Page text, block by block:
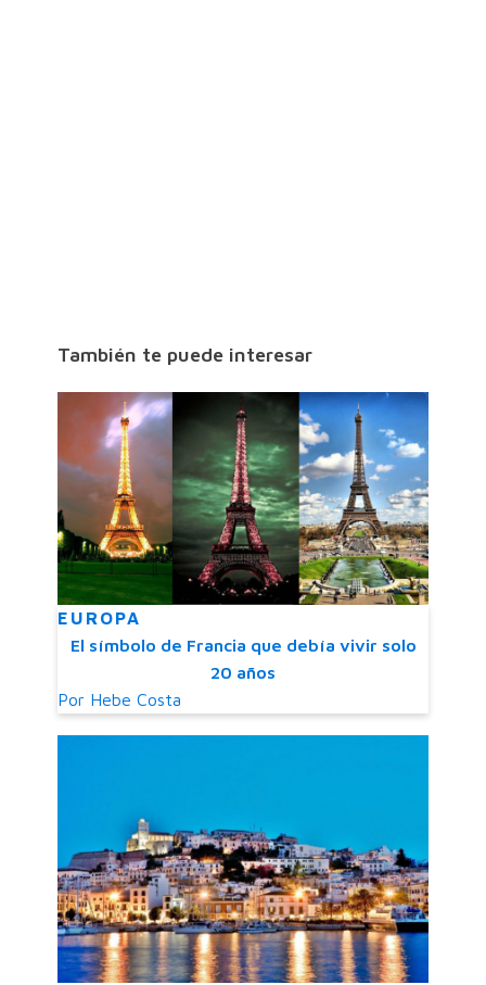
También te puede interesar
EUROPA
El símbolo de Francia que debía vivir solo
20 años
Por Hebe Costa